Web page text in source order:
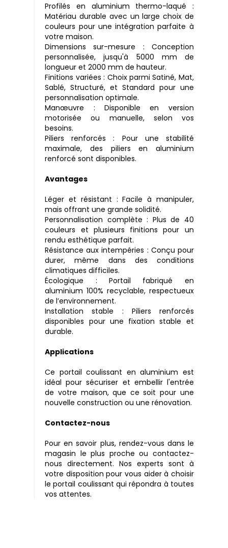
Profilés en aluminium thermo-laqué :
Matériau durable avec un large choix de
couleurs pour une intégration parfaite à
votre maison.
Dimensions sur-mesure : Conception
personnalisée, jusqu'à 5000 mm de
longueur et 2000 mm de hauteur.
Finitions variées : Choix parmi Satiné, Mat,
Sablé, Structuré, et Standard pour une
personnalisation optimale.
Manœuvre : Disponible en version
motorisée ou manuelle, selon vos
besoins.
Piliers renforcés : Pour une stabilité
maximale, des piliers en aluminium
renforcé sont disponibles.
Avantages
Léger et résistant : Facile à manipuler,
mais offrant une grande solidité.
Personnalisation complète : Plus de 40
couleurs et plusieurs finitions pour un
rendu esthétique parfait.
Résistance aux intempéries : Conçu pour
durer, même dans des conditions
climatiques difficiles.
Écologique : Portail fabriqué en
aluminium 100% recyclable, respectueux
de l’environnement.
Installation stable : Piliers renforcés
disponibles pour une fixation stable et
durable.
Applications
Ce portail coulissant en aluminium est
idéal pour sécuriser et embellir l'entrée
de votre maison, que ce soit pour une
nouvelle construction ou une rénovation.
Contactez-nous
Pour en savoir plus, rendez-vous dans le
magasin le plus proche ou contactez-
nous directement. Nos experts sont à
votre disposition pour vous aider à choisir
le portail coulissant qui répondra à toutes
vos attentes.